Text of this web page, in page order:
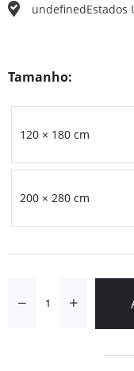
undefinedEstados
Tamanho:
120 × 180 cm
200 × 280 cm